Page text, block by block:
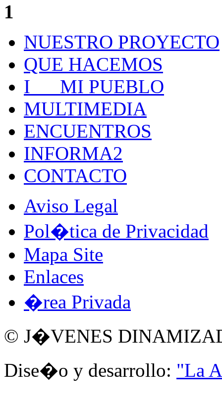
1
NUESTRO PROYECTO
QUE HACEMOS
I MI PUEBLO
MULTIMEDIA
ENCUENTROS
INFORMA2
CONTACTO
Aviso Legal
Pol�tica de Privacidad
Mapa Site
Enlaces
�rea Privada
© J�VENES
Dise�o y desarrollo: "La